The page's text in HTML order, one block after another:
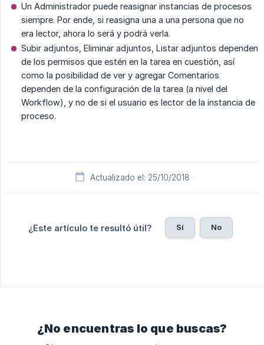
Un Administrador puede reasignar instancias de procesos
siempre. Por ende, si reasigna una a una persona que no
era lector, ahora lo será y podrá verla.
Subir adjuntos, Eliminar adjuntos, Listar adjuntos dependen
de los permisos que estén en la tarea en cuestión, así
como la posibilidad de ver y agregar Comentarios
dependen de la configuración de la tarea (a nivel del
Workflow), y no de si el usuario es lector de la instancia de
proceso.
Actualizado el: 25/10/2018
¿Este artículo te resultó útil? Sí No
¿No encuentras lo que buscas?